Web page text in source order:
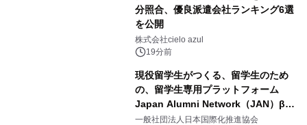
分照合、優良派遣会社ランキング6選
を公開
株式会社cielo azul
19分前
現役留学生がつくる、留学生のため
の、留学生専用プラットフォーム
Japan Alumni Network（JAN）β版
をリリース
一般社団法人日本国際化推進協会